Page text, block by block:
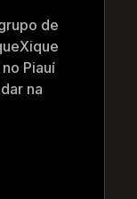
de
Piauí
na